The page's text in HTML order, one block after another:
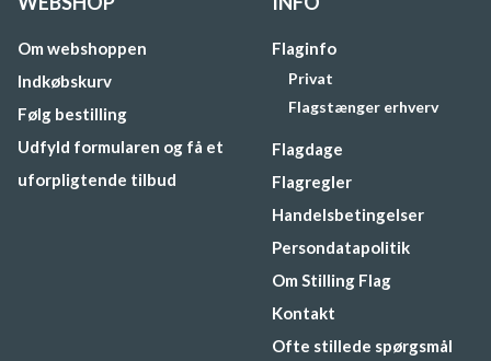
Om webshoppen
Indkøbskurv
Følg bestilling
Udfyld formularen og få et
uforpligtende tilbud
Flaginfo
Privat
Flagstænger erhverv
Flagdage
Flagregler
Handelsbetingelser
Persondatapolitik
Om Stilling Flag
Kontakt
Ofte stillede spørgsmål